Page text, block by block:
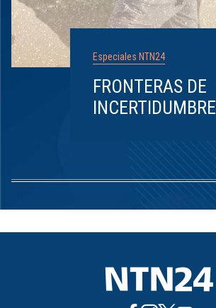
Especiales NTN24
FRONTERAS DE
INCERTIDUMBRE
1
8